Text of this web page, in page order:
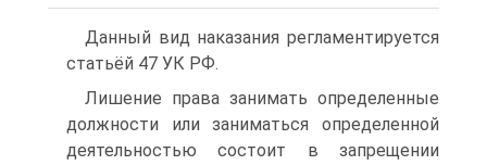
Данный вид наказания регламентируется
статьёй 47 УК РФ.
Лишение права занимать определенные
должности или заниматься определенной
деятельностью состоит в запрещении